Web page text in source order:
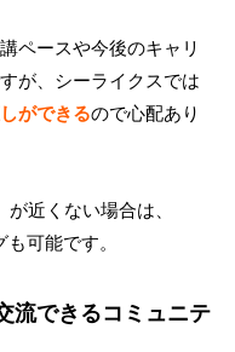
ペースや今後のキャリ
が、シーライクスでは
ができるので心配あり
近くない場合は、
可能です。
できるコミュニテ